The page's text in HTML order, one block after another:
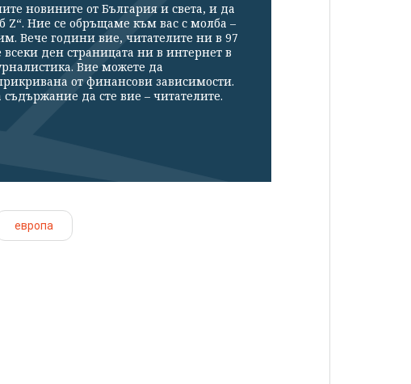
новините от България и света, и да
Z“. Ние се обръщаме към вас с молба –
Вече години вие, читателите ни в 97
ден страницата ни в интернет в
Вие можете да
от финансови зависимости.
да сте вие – читателите.
европа